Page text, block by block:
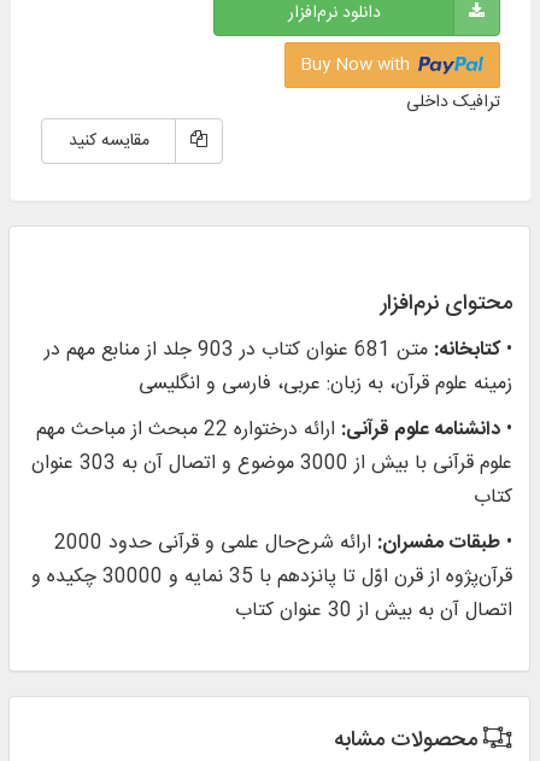
دانلود نرم‌افزار
ترافیک داخلی
مقایسه کنید
محتوای نرم‌افزار
•کتابخانه:
متن 681 عنوان کتاب در 903 جلد از منابع مهم در
زمينه علوم قرآن، به زبان: عربی، فارسی و انگلیسی
•دانشنامه علوم قرآنی:
ارائه درختواره 22 مبحث از مباحث مهم
علوم قرآنی با بیش از 3000 موضوع و اتصال آن به 303 عنوان
کتاب
•طبقات مفسران:
ارائه شرح‌حال علمی و قرآنی حدود 2000
قرآن‌پژوه از قرن اوّل تا پانزدهم با 35 نمایه و 30000 چکیده و
اتصال آن به بیش از 30 عنوان کتاب
محصولات مشابه